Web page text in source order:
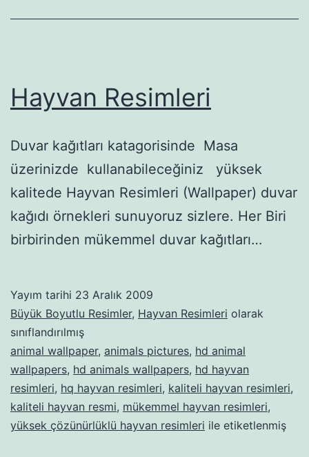
Hayvan Resimleri
Duvar kağıtları katagorisinde Masa
üzerinizde kullanabileceğiniz yüksek
kalitede Hayvan Resimleri (Wallpaper) duvar
kağıdı örnekleri sunuyoruz sizlere. Her Biri
birbirinden mükemmel duvar kağıtları…
Yayım tarihi 23 Aralık 2009
Büyük Boyutlu Resimler, Hayvan Resimleri olarak
sınıflandırılmış
animal wallpaper, animals pictures, hd animal
wallpapers, hd animals wallpapers, hd hayvan
resimleri, hq hayvan resimleri, kaliteli hayvan resimleri,
kaliteli hayvan resmi, mükemmel hayvan resimleri,
yüksek çözünürlüklü hayvan resimleri ile etiketlenmiş